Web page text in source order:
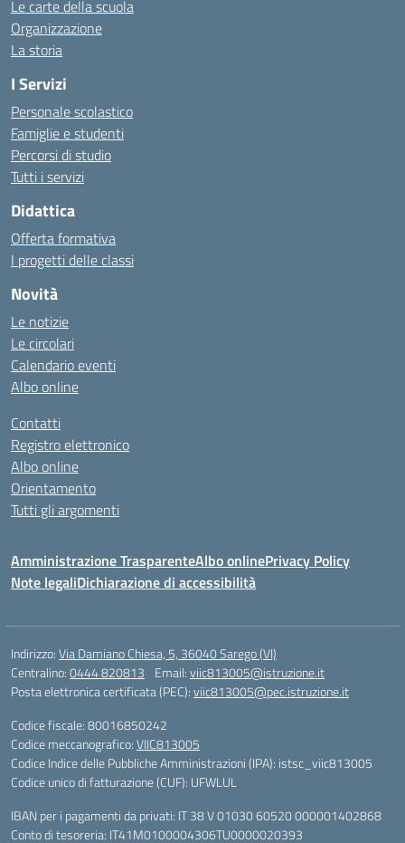
Le carte della scuola
Organizzazione
La storia
I Servizi
Personale scolastico
Famiglie e studenti
Percorsi di studio
Tutti i servizi
Didattica
Offerta formativa
I progetti delle classi
Novità
Le notizie
Le circolari
Calendario eventi
Albo online
Contatti
Registro elettronico
Albo online
Orientamento
Tutti gli argomenti
Amministrazione TrasparenteAlbo onlinePrivacy Policy
Note legaliDichiarazione di accessibilità
Indirizzo:Via Damiano Chiesa, 5, 36040 Sarego (VI)
Centralino:0444 820813 Email:viic813005@istruzione.it
Posta elettronica certificata (PEC):viic813005@pec.istruzione.it
Codice fiscale: 80016850242
Codice meccanografico:VIIC813005
Codice Indice delle Pubbliche Amministrazioni (IPA): istsc_viic813005
Codice unico di fatturazione (CUF): UFWLUL
IBAN per i pagamenti da privati: IT 38 V 01030 60520 000001402868
Conto di tesoreria: IT41M0100004306TU0000020393